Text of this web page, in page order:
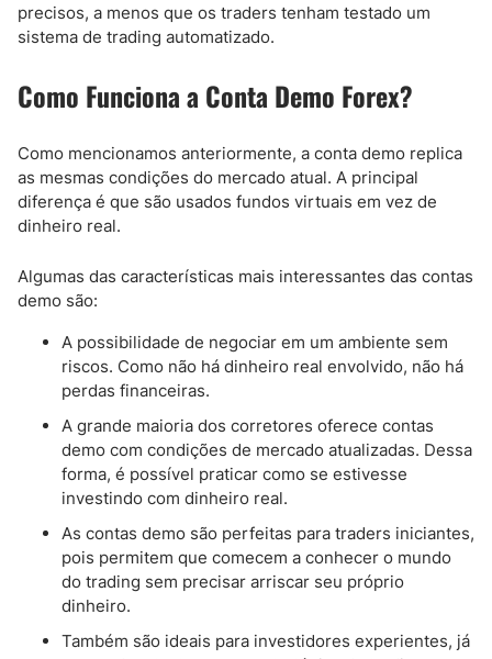
precisos, a menos que os traders tenham testado um
sistema de trading automatizado.
Como Funciona a Conta Demo Forex?
Como mencionamos anteriormente, a conta demo replica
as mesmas condições do mercado atual. A principal
diferença é que são usados fundos virtuais em vez de
dinheiro real.
Algumas das características mais interessantes das contas
demo são:
A possibilidade de negociar em um ambiente sem
riscos. Como não há dinheiro real envolvido, não há
perdas financeiras.
A grande maioria dos corretores oferece contas
demo com condições de mercado atualizadas. Dessa
forma, é possível praticar como se estivesse
investindo com dinheiro real.
As contas demo são perfeitas para traders iniciantes,
pois permitem que comecem a conhecer o mundo
do trading sem precisar arriscar seu próprio
dinheiro.
Também são ideais para investidores experientes, já